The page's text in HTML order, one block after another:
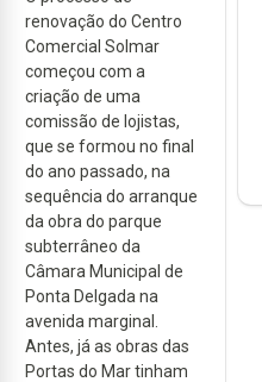
renovação do Centro
Comercial Solmar
começou com a
criação de uma
comissão de lojistas,
que se formou no final
do ano passado, na
sequência do arranque
da obra do parque
subterrâneo da
Câmara Municipal de
Ponta Delgada na
avenida marginal.
Antes, já as obras das
Portas do Mar tinham